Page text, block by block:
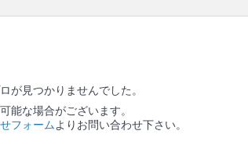
が見つかりませんでした。
能な場合がございます。
フォームよりお問い合わせ下さい。